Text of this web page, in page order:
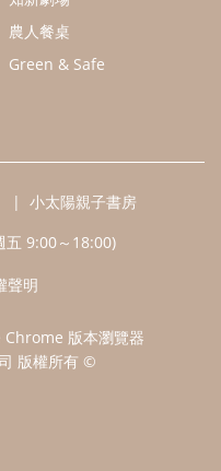
農人餐桌
Green & Safe
小太陽親子書房
五 9:00～18:00)
聲明
Chrome 版本瀏覽器
版權所有 ©